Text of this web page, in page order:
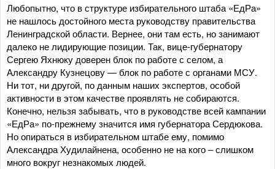
Любопытно, что в структуре избирательного штаба «ЕдРа»
не нашлось достойного места руководству правительства
Ленинградской области. Вернее, они там есть, но занимают
далеко не лидирующие позиции. Так, вице-губернатору
Сергею Яхнюку доверен блок по работе с селом, а
Александру Кузнецову — блок по работе с органами МСУ.
Ни тот, ни другой, по данным наших экспертов, особой
активности в этом качестве проявлять не собираются.
Конечно, нельзя забывать, что в руководстве всей кампании
«ЕдРа» по-прежнему значится имя губернатора Сердюкова.
Но опираться в избирательном штабе ему, помимо
Александра Худилайнена, особенно не на кого – слишком
много вокруг незнакомых людей.